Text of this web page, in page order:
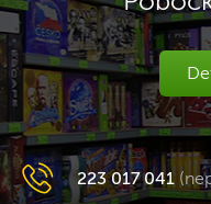
223 017 041